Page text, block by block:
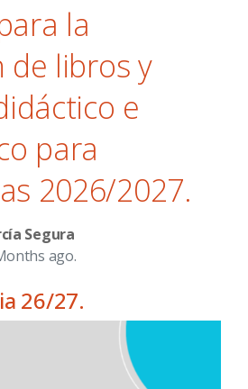
la
de libros y
e
para
2026/2027.
Segura
ago.
26/27.